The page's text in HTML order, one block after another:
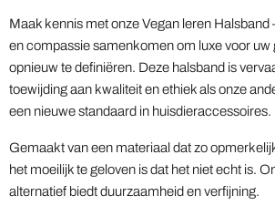
Maak kennis met onze Vegan leren Halsband
en compassie samenkomen om luxe voor uw
opnieuw te definiëren. Deze halsband is
toewijding aan kwaliteit en ethiek als onze
een nieuwe standaard in huisdieraccessoires.
Gemaakt van een materiaal dat zo
het moeilijk te geloven is dat het niet echt is.
alternatief biedt duurzaamheid en verfijning.